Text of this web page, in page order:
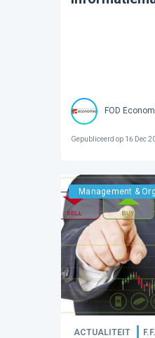
FOD
Gepubliceerd op16 Dec
Management &
ACTUALITEIT